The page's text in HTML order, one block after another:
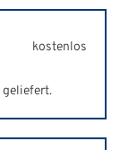
kostenlos
geliefert.